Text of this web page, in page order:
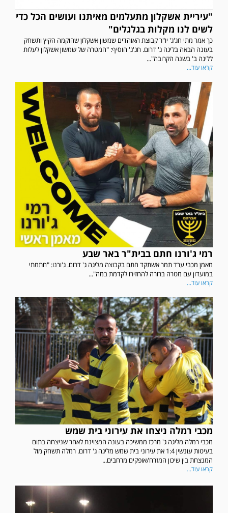
"עיריית אשקלון מתעלמים מאיתנו ועושים הכל כדי
לשים לנו מקלות בגלגלים"
כך אמר מתי חג'ג' יו"ר קבוצת האוהדים שמשון אשקלון שהוקמה הקיץ ותשחק
בעונה הבאה בליגה ג' דרום. חג'ג' הוסיף: "המטרה של שמשון אשקלון לעלות
לליגה ב' בשנה הקרובה"...
קראו עוד...
רמי ג'ורנו חתם בבית"ר באר שבע
מאמן מכבי ערד תמר אשתקד חתם בקבוצה מליגה ג' דרום. ג'ורנו: "חתמתי
במועדון עם מטרה ברורה להחזירו לקדמת במה"...
קראו עוד...
מכבי רמלה ניצחו את עירוני בית שמש
מכבי רמלה מליגה ג' מרכז ממשיכה בעונה המצוינת לאחר שניצחה בתום
בעיטות עונשין 1:4 את עירוני בית שמש מליגה ג' דרום. רמלה תשחק מול
המנצחת בין שיכון המזרח/אופקים מרחבים...
קראו עוד...